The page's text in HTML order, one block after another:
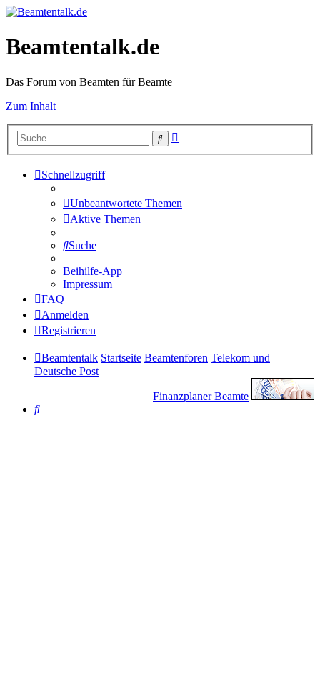
Beamtentalk.de
Das Forum von Beamten für Beamte
Zum Inhalt
Suche
Schnellzugriff
Unbeantwortete Themen
Aktive Themen
Suche
Beihilfe-App
Impressum
FAQ
Anmelden
Registrieren
Beamtentalk Startseite Beamtenforen Telekom und
Deutsche Post
Finanzplaner Beamte
Suche